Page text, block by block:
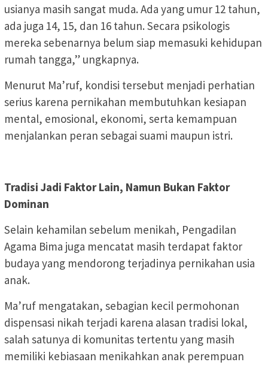
usianya masih sangat muda. Ada yang umur 12 tahun,
ada juga 14, 15, dan 16 tahun. Secara psikologis
mereka sebenarnya belum siap memasuki kehidupan
rumah tangga,” ungkapnya.
Menurut Ma’ruf, kondisi tersebut menjadi perhatian
serius karena pernikahan membutuhkan kesiapan
mental, emosional, ekonomi, serta kemampuan
menjalankan peran sebagai suami maupun istri.
Tradisi Jadi Faktor Lain, Namun Bukan Faktor
Dominan
Selain kehamilan sebelum menikah, Pengadilan
Agama Bima juga mencatat masih terdapat faktor
budaya yang mendorong terjadinya pernikahan usia
anak.
Ma’ruf mengatakan, sebagian kecil permohonan
dispensasi nikah terjadi karena alasan tradisi lokal,
salah satunya di komunitas tertentu yang masih
memiliki kebiasaan menikahkan anak perempuan